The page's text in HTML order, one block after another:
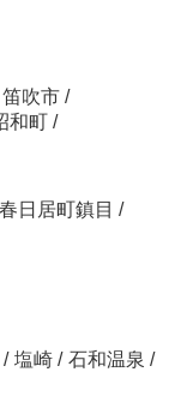
笛吹市 /
和町 /
春日居町鎮目 /
/ 塩崎 / 石和温泉 /